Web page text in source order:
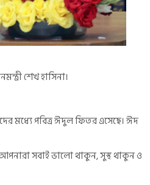
শেখ হাসিনা।
মধ্যে পবিত্র ঈদুল ফিতর এসেছে। ঈদ
সবাই ভালো থাকুন, সুস্থ থাকুন ও